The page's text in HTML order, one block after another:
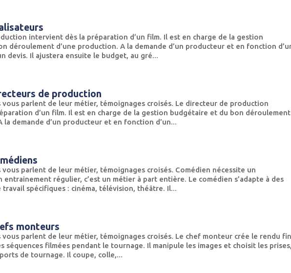
intervient dès la préparation d’un film. Il est en charge de la gestion
déroulement d’une production. A la demande d’un producteur et en fonction
devis. Il ajustera ensuite le budget, au gré...
de production
vous parlent de leur métier, témoignages croisés. Le directeur de production
d’un film. Il est en charge de la gestion budgétaire et du bon déroulement
la demande d’un producteur et en fonction d’un...
parlent de leur métier, témoignages croisés. Comédien nécessite un
entrainement régulier, c’est un métier à part entière. Le comédien s’adapte à des
spécifiques : cinéma, télévision, théâtre. Il...
monteurs
vous parlent de leur métier, témoignages croisés. Le chef monteur crée le rendu
séquences filmées pendant le tournage. Il manipule les images et choisit les prises,
de tournage. Il coupe, colle,...